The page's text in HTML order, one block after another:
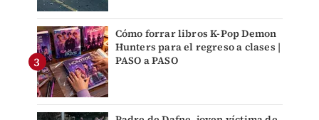
Cómo forrar libros K-Pop Demon
Hunters para el regreso a clases |
PASO a PASO